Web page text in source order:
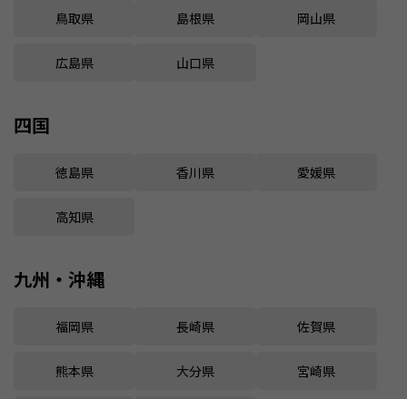
鳥取県 島根県 岡山県
広島県 山口県
四国
徳島県 香川県 愛媛県
高知県
九州・沖縄
福岡県 長崎県 佐賀県
熊本県 大分県 宮崎県